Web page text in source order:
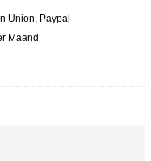
Union, Paypal
Maand